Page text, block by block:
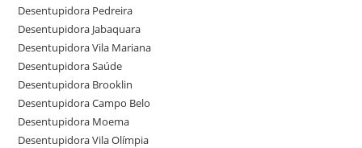
Desentupidora Pedreira
Desentupidora Jabaquara
Desentupidora Vila Mariana
Desentupidora Saúde
Desentupidora Brooklin
Desentupidora Campo Belo
Desentupidora Moema
Desentupidora Vila Olímpia